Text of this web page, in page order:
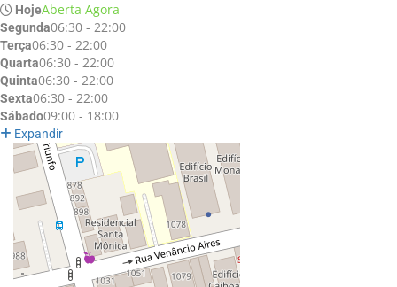
HojeAberta Agora
Segunda06:30 - 22:00
Terça06:30 - 22:00
Quarta06:30 - 22:00
Quinta06:30 - 22:00
Sexta06:30 - 22:00
Sábado09:00 - 18:00
Expandir